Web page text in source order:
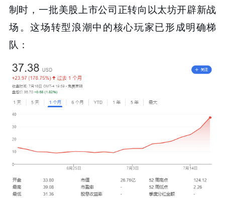
制时，​​一批美股上市公司正转向以太坊开辟新战
场​​。这场转型浪潮中的核心玩家已形成明确梯
队：